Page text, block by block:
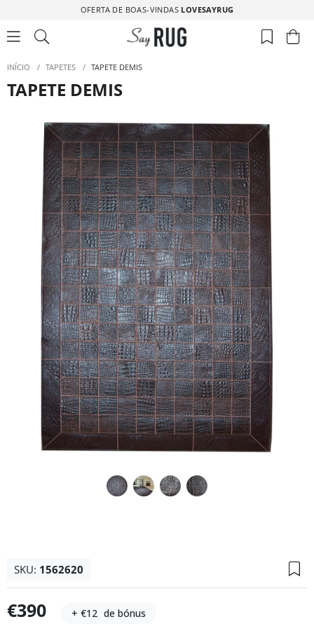
OFERTA DE BOAS-VINDAS LOVESAYRUG
INÍCIO / TAPETES / TAPETE DEMIS
TAPETE DEMIS
SKU: 1562620
€390 + €12 de bónus